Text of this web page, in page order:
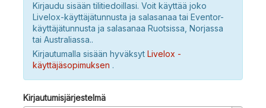
Kirjaudu sisään tilitiedoillasi. Voit käyttää joko
Livelox-käyttäjätunnusta ja salasanaa tai Eventor-
käyttäjätunnusta ja salasanaa Ruotsissa, Norjassa
tai Australiassa..
Kirjautumalla sisään hyväksyt Livelox -
käyttäjäsopimuksen .
Kirjautumisjärjestelmä